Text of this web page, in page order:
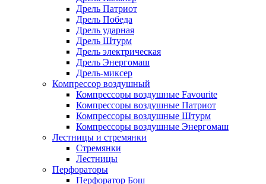
Дрель Патриот
Дрель Победа
Дрель ударная
Дрель Штурм
Дрель электрическая
Дрель Энергомаш
Дрель-миксер
Компрессор воздушный
Компрессоры воздушные Favourite
Компрессоры воздушные Патриот
Компрессоры воздушные Штурм
Компрессоры воздушные Энергомаш
Лестницы и стремянки
Стремянки
Лестницы
Перфораторы
Перфоратор Бош